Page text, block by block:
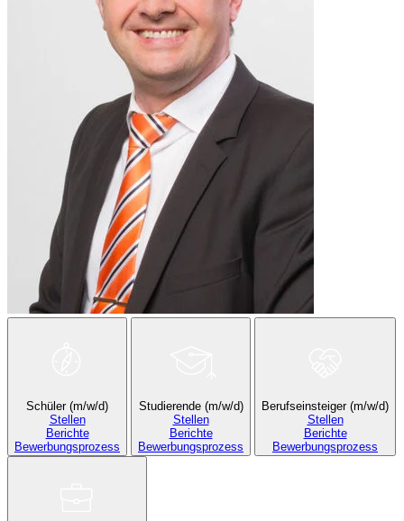
Schüler (m/w/d)
Stellen
Berichte
Bewerbungsprozess
Studierende (m/w/d)
Stellen
Berichte
Bewerbungsprozess
Berufseinsteiger (m/w/d)
Stellen
Berichte
Bewerbungsprozess